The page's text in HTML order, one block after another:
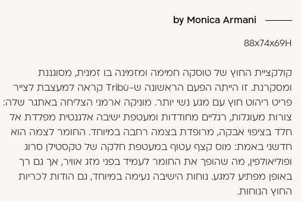
F11
הָאֲתָר
לְעִוְורִים
הַמִּשְׁתַּמְּשִׁים
בְּתוֹכְנַת
קוֹרֵא־מָסָךְ;
לְחַץ
Control-
F10
לִפְתִיחַת
by Monica Armani
88x74x69H
קולקציית החוץ של טוסקה חמימה ומזמינה בו זמנית, מסוגננת
ומסקרנת. זו הייתה הפעם הראשונה ש-Tribù קראה למעצבת לצייר
פריט ריהוט חוץ עם מגע נשי יותר. מוניקה ארמני הצליחה באתגר שלה:
צורות מעוגלות, רגליים מחודדות ומעטפת ישיבה אלגנטית מפלדת אל
חלד בציפוי אבקה, מרופדת בצמה רחבה במיוחד. החומר לצמה הוא
חדשני באמת: מוס קצף עטוף במעטפת חלקה של טקסטילן סרוג
ופוליאולפין, מה שהופך את החומר לעמיד בפני מזג אוויר, אך גם רך
באופן מפתיע למגע. נוחות הישיבה נעימה במיוחד, גם הודות לכריות
החוץ הנוחות.